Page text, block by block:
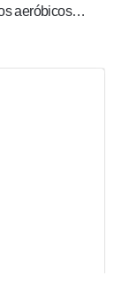
aeróbicos…